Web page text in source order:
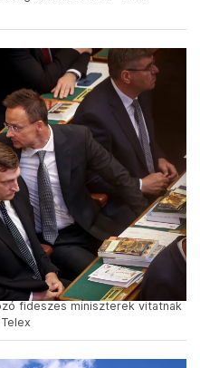
fideszes miniszterek vitatnak